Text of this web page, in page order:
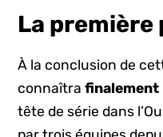
La première
À la conclusion de
connaîtrafinalement
tête de série dans